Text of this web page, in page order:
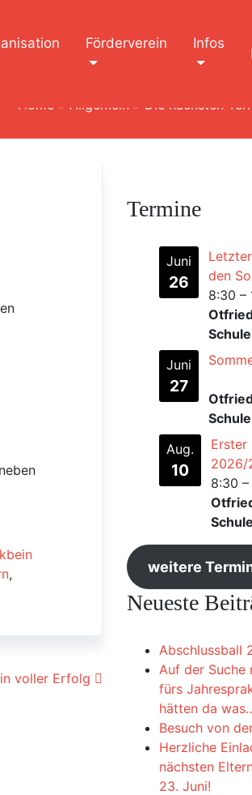
Förderverein Infos
Home » Allgemein » Die nächsten
,
voller Erfolg
Termine
Juni
26
den
8:30 –
Schule
Juni
27
Schule
Aug.
10
Erster
2026/
8:30 –
Schule
weitere
Neueste
Abschlussball
Auf der Suche
fürs
hätten da
Besuch von
Herzliche
nächsten
23. Juni!